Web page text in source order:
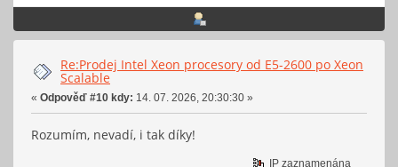
Re:Prodej Intel Xeon procesory od E5-2600 po Xeon
Scalable
« Odpověď #10 kdy: 14. 07. 2026, 20:30:30 »
Rozumím, nevadí, i tak díky!
IP zaznamenána